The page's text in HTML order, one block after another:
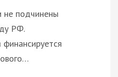
не подчинены
РФ.